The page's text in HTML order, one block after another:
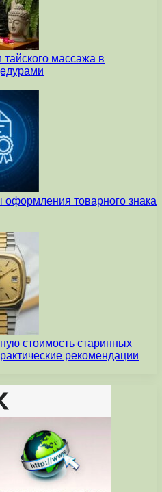
тайского массажа в
оформления товарного знака
стоимость старинных
рекомендации